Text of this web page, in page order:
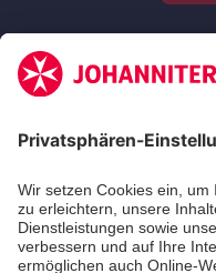
Zertifizierung der
Aus-